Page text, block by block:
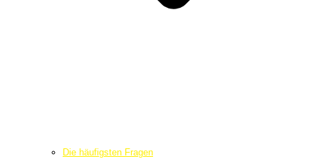
Die häufigsten Fragen